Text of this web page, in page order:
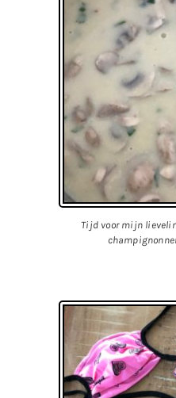
Tijd voor mijn